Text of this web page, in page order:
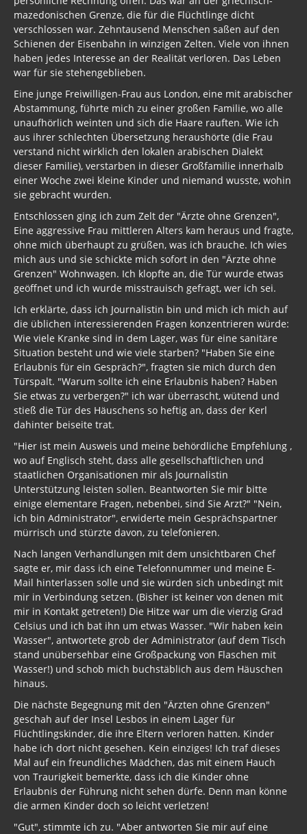
mazedonischen Grenze, die für die Flüchtlinge dicht
verschlossen war. Zehntausend Menschen saßen auf den
Schienen der Eisenbahn in winzigen Zelten. Viele von ihnen
haben jedes Interesse an der Realität verloren. Das Leben
war für sie stehengeblieben.
Eine junge Freiwilligen-Frau aus London, eine mit arabischer
Abstammung, führte mich zu einer großen Familie, wo alle
unaufhörlich weinten und sich die Haare rauften. Wie ich
aus ihrer schlechten Übersetzung heraushörte (die Frau
verstand nicht wirklich den lokalen arabischen Dialekt
dieser Familie), verstarben in dieser Großfamilie innerhalb
einer Woche zwei kleine Kinder und niemand wusste, wohin
sie gebracht wurden.
Entschlossen ging ich zum Zelt der "Ärzte ohne Grenzen",
Eine aggressive Frau mittleren Alters kam heraus und fragte,
ohne mich überhaupt zu grüßen, was ich brauche. Ich wies
mich aus und sie schickte mich sofort in den "Ärzte ohne
Grenzen" Wohnwagen. Ich klopfte an, die Tür wurde etwas
geöffnet und ich wurde misstrauisch gefragt, wer ich sei.
Ich erklärte, dass ich Journalistin bin und mich ich mich auf
die üblichen interessierenden Fragen konzentrieren würde:
Wie viele Kranke sind in dem Lager, was für eine sanitäre
Situation besteht und wie viele starben? "Haben Sie eine
Erlaubnis für ein Gespräch?", fragten sie mich durch den
Türspalt. "Warum sollte ich eine Erlaubnis haben? Haben
Sie etwas zu verbergen?" ich war überrascht, wütend und
stieß die Tür des Häuschens so heftig an, dass der Kerl
dahinter beiseite trat.
"Hier ist mein Ausweis und meine behördliche Empfehlung ,
wo auf Englisch steht, dass alle gesellschaftlichen und
staatlichen Organisationen mir als Journalistin
Unterstützung leisten sollen. Beantworten Sie mir bitte
einige elementare Fragen, nebenbei, sind Sie Arzt?" "Nein,
ich bin Administrator", erwiderte mein Gesprächspartner
mürrisch und stürzte davon, zu telefonieren.
Nach langen Verhandlungen mit dem unsichtbaren Chef
sagte er, mir dass ich eine Telefonnummer und meine E-
Mail hinterlassen solle und sie würden sich unbedingt mit
mir in Verbindung setzen. (Bisher ist keiner von denen mit
mir in Kontakt getreten!) Die Hitze war um die vierzig Grad
Celsius und ich bat ihn um etwas Wasser. "Wir haben kein
Wasser", antwortete grob der Administrator (auf dem Tisch
stand unübersehbar eine Großpackung von Flaschen mit
Wasser!) und schob mich buchstäblich aus dem Häuschen
hinaus.
Die nächste Begegnung mit den "Ärzten ohne Grenzen"
geschah auf der Insel Lesbos in einem Lager für
Flüchtlingskinder, die ihre Eltern verloren hatten. Kinder
habe ich dort nicht gesehen. Kein einziges! Ich traf dieses
Mal auf ein freundliches Mädchen, das mit einem Hauch
von Traurigkeit bemerkte, dass ich die Kinder ohne
Erlaubnis der Führung nicht sehen dürfe. Denn man könne
die armen Kinder doch so leicht verletzen!
"Gut", stimmte ich zu. "Aber antworten Sie mir auf eine